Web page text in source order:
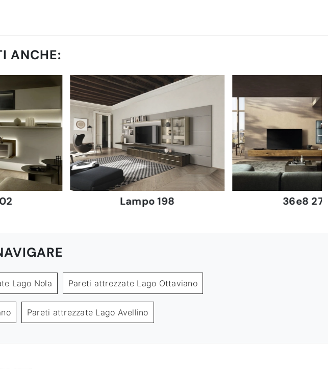
ANCHE:
Lampo 198 36e8
Lago Nola Pareti attrezzate Lago Ottaviano
Pareti attrezzate Lago Avellino